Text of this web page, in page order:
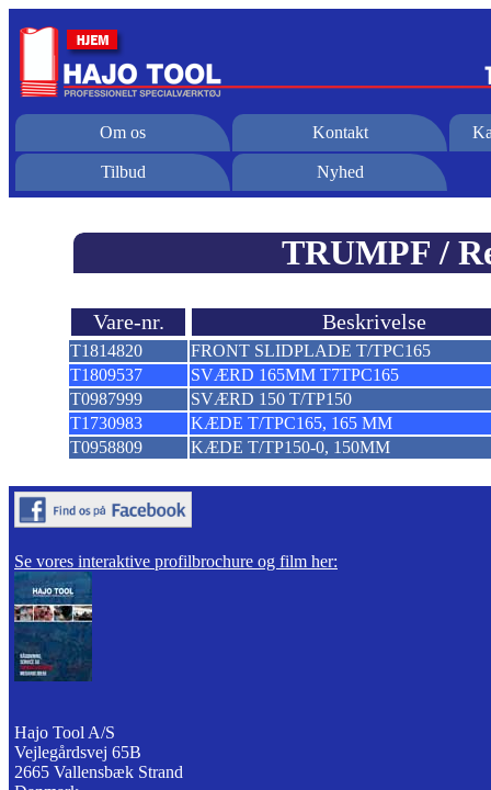
Om os Kontakt
Tilbud Nyhed
TRUMPF /
Vare-nr. Beskrivelse
T1814820
FRONT SLIDPLADE T/TPC165
T1809537
SVÆRD 165MM T7TPC165
T0987999
SVÆRD 150 T/TP150
T1730983
KÆDE T/TPC165, 165 MM
T0958809
KÆDE T/TP150-0, 150MM
Se vores interaktive profilbrochure og film her:
Hajo Tool A/S
Vejlegårdsvej 65B
2665 Vallensbæk Strand